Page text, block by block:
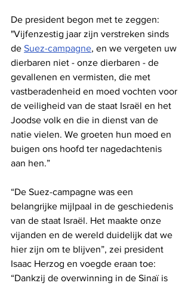
De president begon met te zeggen:
"Vijfenzestig jaar zijn verstreken sinds
de Suez-campagne, en we vergeten uw
dierbaren niet - onze dierbaren - de
gevallenen en vermisten, die met
vastberadenheid en moed vochten voor
de veiligheid van de staat Israël en het
Joodse volk en die in dienst van de
natie vielen. We groeten hun moed en
buigen ons hoofd ter nagedachtenis
aan hen.”
“De Suez-campagne was een
belangrijke mijlpaal in de geschiedenis
van de staat Israël. Het maakte onze
vijanden en de wereld duidelijk dat we
hier zijn om te blijven”, zei president
Isaac Herzog en voegde eraan toe:
“Dankzij de overwinning in de Sinaï is